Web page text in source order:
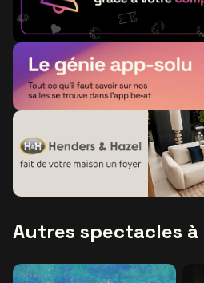
Autres spectacles à